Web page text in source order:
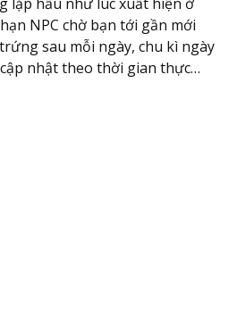
NPC chờ bạn tới gần mới
sau mỗi ngày, chu kì ngày
nhật theo thời gian thực…